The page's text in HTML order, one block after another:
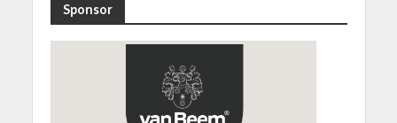
Sponsor